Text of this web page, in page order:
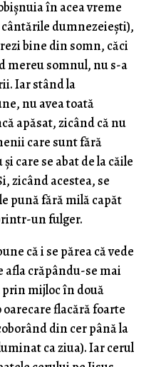
în acea vreme
dum­nezeieşti),
bine din somn, căci
mereu somnul, nu s-a
Iar stând la
nu avea toată
apăsat, zicând că nu
care sunt fără
care se abat de la căile
zicând acestea, se
pună fără milă capăt
un fulger.
că i se părea că vede
afla crăpându-se mai
mijloc în două
flacără foarte
din cer până la
ca ziua). Iar cerul